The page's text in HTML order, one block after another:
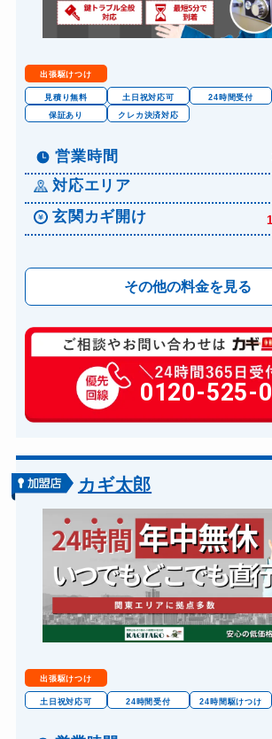
出張駆けつけ
見積り無料 土日祝対応可 24時間受付
保証あり
クレカ決済対応
営業時間
対応エリア
玄関カギ開け
その他の料金を見る
玄関カギ修理
玄関カギ作成
玄関カギ交換
金庫カギ開け
0120-525-
カギ太郎
出張駆けつけ
土日祝対応可 24時間受付 24時間駆けつけ